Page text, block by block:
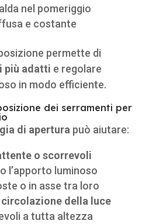
nel pomeriggio
e costante
permette di
più adatti e regolare
in modo efficiente.
dei serramenti per
di apertura può aiutare:
o scorrevoli
l’apporto luminoso
o in asse tra loro
circolazione della luce
a tutta altezza